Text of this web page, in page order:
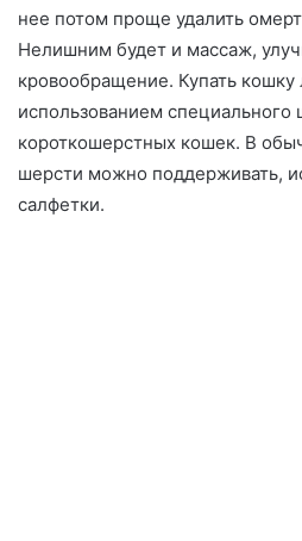
нее потом проще удалить
Нелишним будет и массаж,
кровообращение. Купать кошку
использованием специального
короткошерстных кошек. В
шерсти можно поддерживать,
салфетки.